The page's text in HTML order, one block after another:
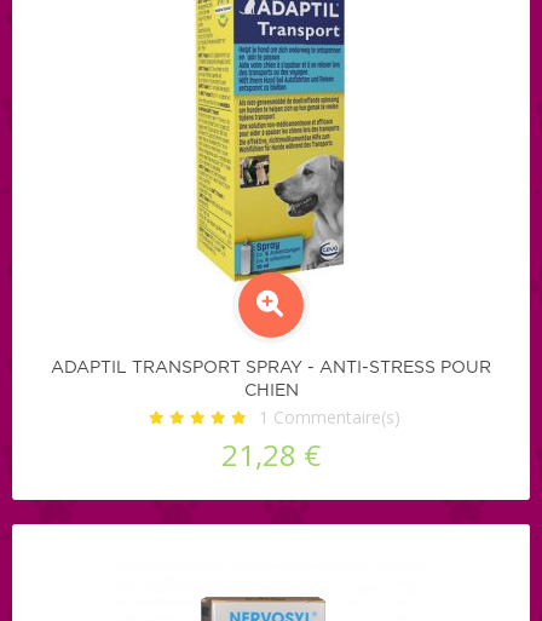
ADAPTIL TRANSPORT SPRAY - ANTI-STRESS POUR
CHIEN
1 Commentaire(s)
21,28 €